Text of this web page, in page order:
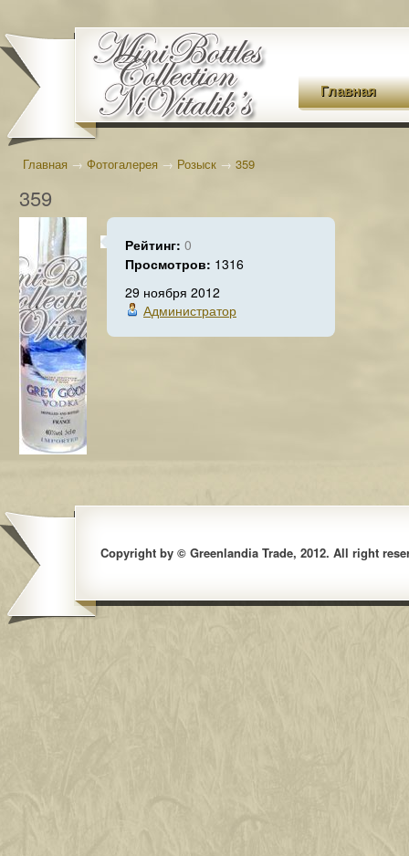
Главная
Главная → Фотогалерея → Розыск → 359
359
Рейтинг: 0
Просмотров: 1316
29 ноября 2012
Администратор
Copyright by © Greenlandia Trade, 2012. All right